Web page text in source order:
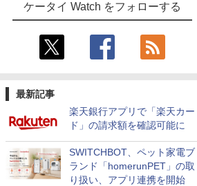
ケータイ Watch をフォローする
最新記事
楽天銀行アプリで「楽天カー
ド」の請求額を確認可能に
SWITCHBOT、ペット家電ブ
ランド「homerunPET」の取
り扱い、アプリ連携を開始